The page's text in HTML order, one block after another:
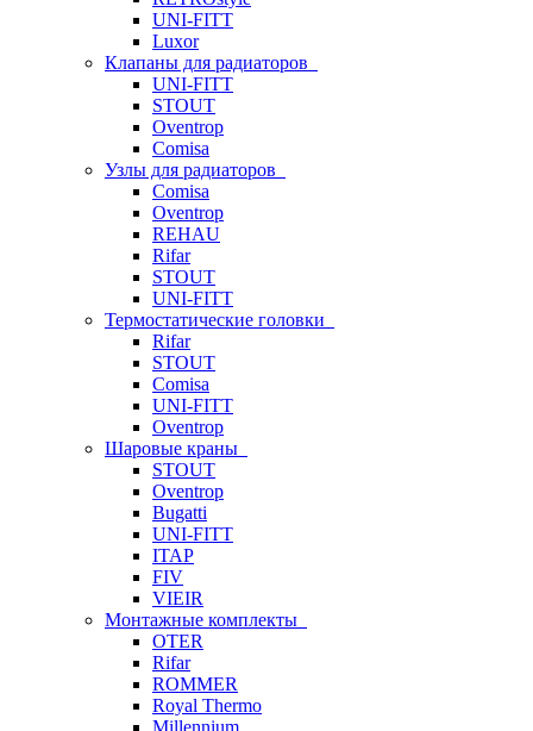
UNI-FITT
Luxor
Клапаны для радиаторов
UNI-FITT
STOUT
Oventrop
Comisa
Узлы для радиаторов
Comisa
Oventrop
REHAU
Rifar
STOUT
UNI-FITT
Термостатические головки
Rifar
STOUT
Comisa
UNI-FITT
Oventrop
Шаровые краны
STOUT
Oventrop
Bugatti
UNI-FITT
ITAP
FIV
VIEIR
Монтажные комплекты
OTER
Rifar
ROMMER
Royal Thermo
Millennium